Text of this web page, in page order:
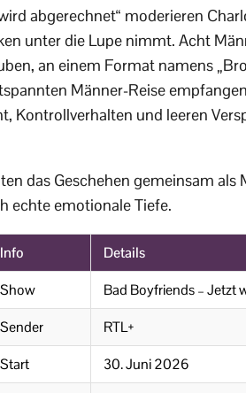
abgerechnet“ moderieren
unter die Lupe nimmt. Acht
an einem Format namens
Männer-Reise
Kontrollverhalten und leeren
das Geschehen gemeinsam
echte emotionale Tiefe.
Info
Details
Show
Bad Boyfriends – Jetzt
Sender
RTL+
Start
30. Juni 2026